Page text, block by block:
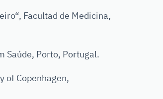
Facultad de Medicina,
Saúde, Porto, Portugal.
of Copenhagen,